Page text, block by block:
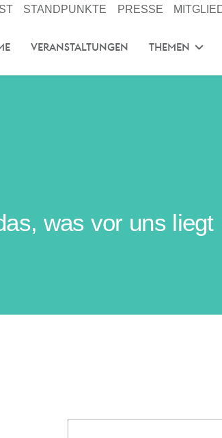
STANDPUNKTE PRESSE
VERANSTALTUNGEN THEMEN
was vor uns liegt